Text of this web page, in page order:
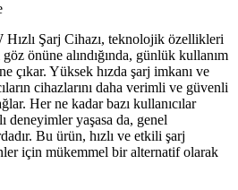
Şarj Cihazı, teknolojik özellikleri
önüne alındığında, günlük kullanım
çıkar. Yüksek hızda şarj imkanı ve
cihazlarını daha verimli ve güvenli
Her ne kadar bazı kullanıcılar
deneyimler yaşasa da, genel
Bu ürün, hızlı ve etkili şarj
için mükemmel bir alternatif olarak